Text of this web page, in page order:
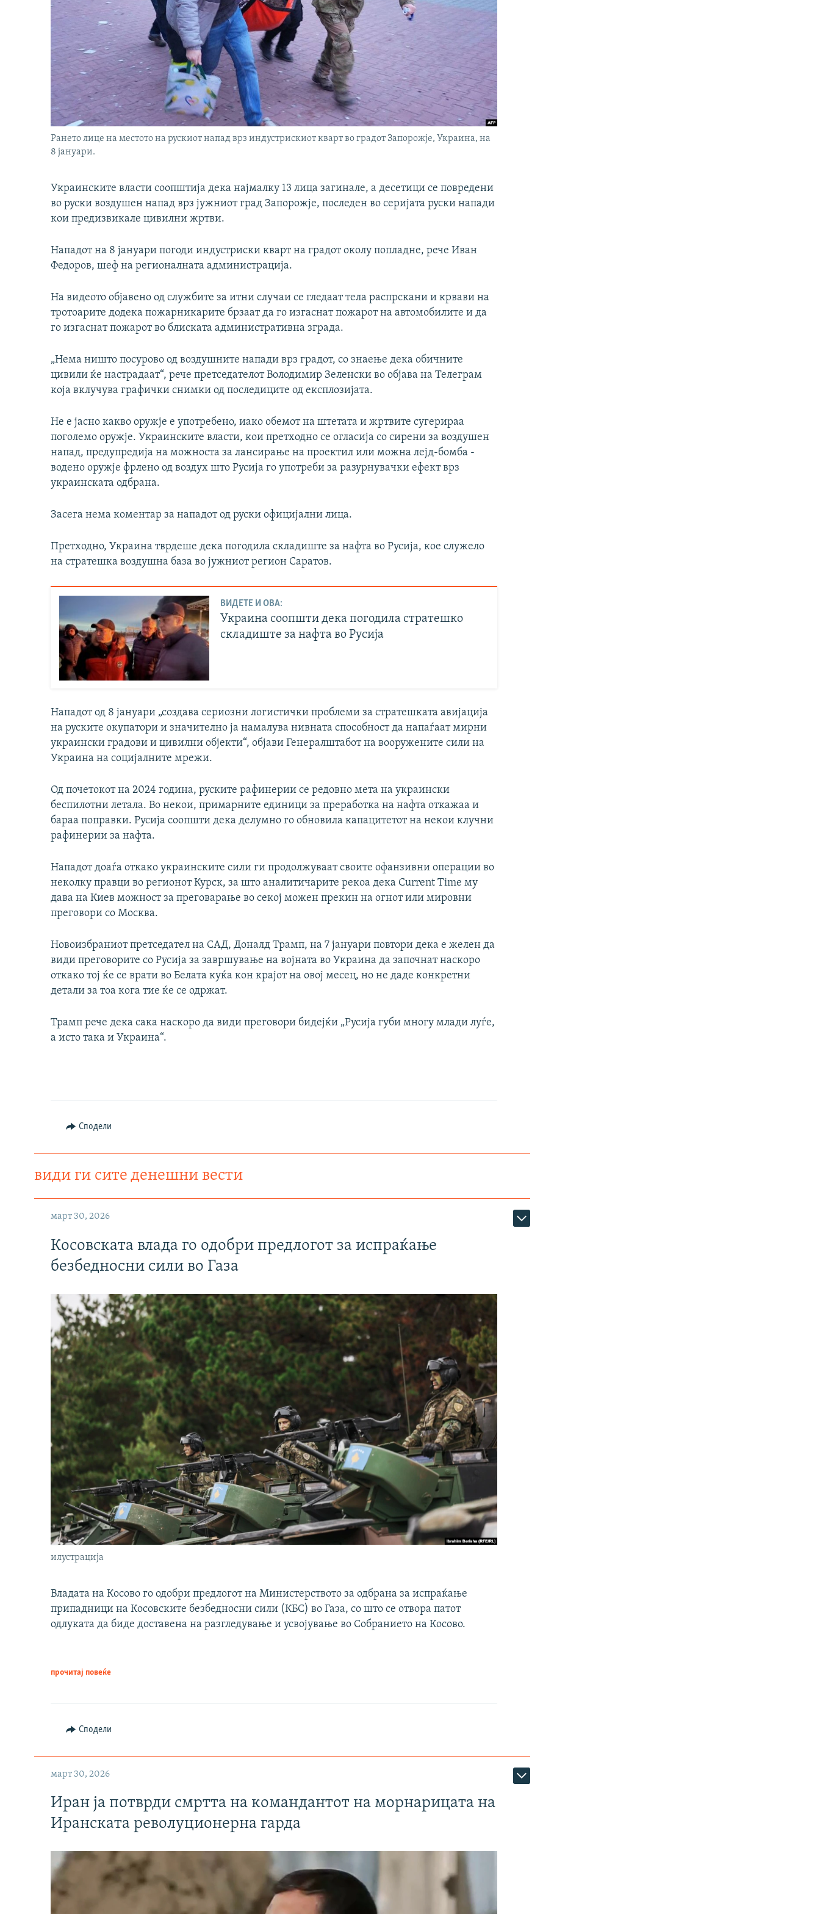
Рането лице на местото на рускиот напад врз индустрискиот кварт во градот Запорожје, Украина, на
8 јануари.
Украинските власти соопштија дека најмалку 13 лица загинале, а десетици се повредени
во руски воздушен напад врз јужниот град Запорожје, последен во серијата руски напади
кои предизвикале цивилни жртви.
Нападот на 8 јануари погоди индустриски кварт на градот околу попладне, рече Иван
Федоров, шеф на регионалната администрација.
На видеото објавено од службите за итни случаи се гледаат тела распрскани и крвави на
тротоарите додека пожарникарите брзаат да го изгаснат пожарот на автомобилите и да
го изгаснат пожарот во блиската административна зграда.
„Нема ништо посурово од воздушните напади врз градот, со знаење дека обичните
цивили ќе настрадаат“, рече претседателот Володимир Зеленски во објава на Телеграм
која вклучува графички снимки од последиците од експлозијата.
Не е јасно какво оружје е употребено, иако обемот на штетата и жртвите сугерираа
поголемо оружје. Украинските власти, кои претходно се огласија со сирени за воздушен
напад, предупредија на можноста за лансирање на проектил или можна лејд-бомба -
водено оружје фрлено од воздух што Русија го употреби за разурнувачки ефект врз
украинската одбрана.
Засега нема коментар за нападот од руски официјални лица.
Претходно, Украина тврдеше дека погодила складиште за нафта во Русија, кое служело
на стратешка воздушна база во јужниот регион Саратов.
ВИДЕТЕ И ОВА:
Украина соопшти дека погодила стратешко
складиште за нафта во Русија
Нападот од 8 јануари „создава сериозни логистички проблеми за стратешката авијација
на руските окупатори и значително ја намалува нивната способност да напаѓаат мирни
украински градови и цивилни објекти“, објави Генералштабот на вооружените сили на
Украина на социјалните мрежи.
Од почетокот на 2024 година, руските рафинерии се редовно мета на украински
беспилотни летала. Во некои, примарните единици за преработка на нафта откажаа и
бараа поправки. Русија соопшти дека делумно го обновила капацитетот на некои клучни
рафинерии за нафта.
Нападот доаѓа откако украинските сили ги продолжуваат своите офанзивни операции во
неколку правци во регионот Курск, за што аналитичарите рекоа дека Current Time му
дава на Киев можност за преговарање во секој можен прекин на огнот или мировни
преговори со Москва.
Новоизбраниот претседател на САД, Доналд Трамп, на 7 јануари повтори дека е желен да
види преговорите со Русија за завршување на војната во Украина да започнат наскоро
откако тој ќе се врати во Белата куќа кон крајот на овој месец, но не даде конкретни
детали за тоа кога тие ќе се одржат.
Трамп рече дека сака наскоро да види преговори бидејќи „Русија губи многу млади луѓе,
а исто така и Украина“.
Сподели
види ги сите денешни вести
март 30, 2026
Косовската влада го одобри предлогот за испраќање
безбедносни сили во Газа
илустрација
Владата на Косово го одобри предлогот на Министерството за одбрана за испраќање
припадници на Косовските безбедносни сили (КБС) во Газа, со што се отвора патот
одлуката да биде доставена на разгледување и усвојување во Собранието на Косово.
прочитај повеќе
Сподели
март 30, 2026
Иран ја потврди смртта на командантот на морнарицата на
Иранската револуционерна гарда